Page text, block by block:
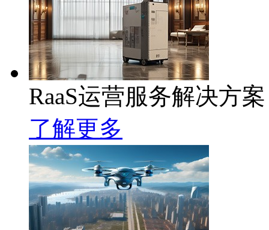
RaaS运营服务解决方案
了解更多